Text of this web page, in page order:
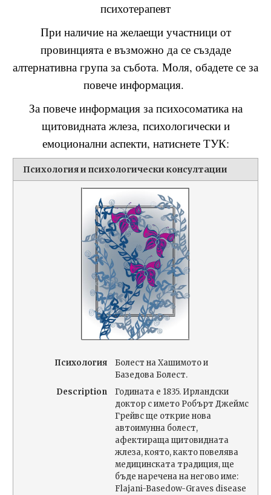
психотерапевт
При наличие на желаещи участници от
провинцията е възможно да се създаде
алтернативна група за събота. Моля, обадете се за
повече информация.
За повече информация за психосоматика на
щитовидната жлеза, психологически и
емоционални аспекти, натиснете ТУК:
Психология и психологически консултации
Психология
Болест на Хашимото и
Базедова Болест.
Description
Годината е 1835. Ирландски
доктор с името Робърт Джеймс
Грейвс ще открие нова
автоимунна болест,
афектираща щитовидната
жлеза, която, както повелява
медицинската традиция, ще
бъде наречена на негово име:
Flajani-Basedow-Graves disease